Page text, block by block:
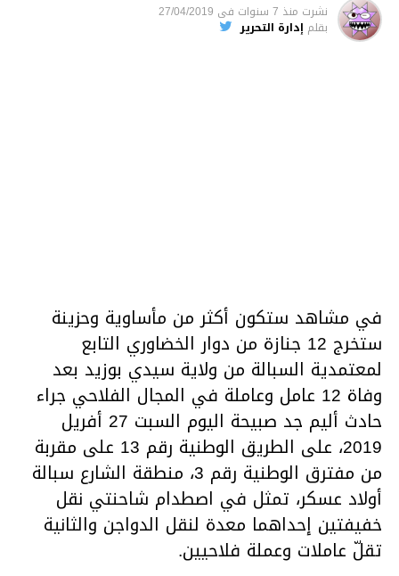
نشرت منذ 7 سنوات فى 27/04/2019
بقلم إدارة التحرير
في مشاهد ستكون أكثر من مأساوية وحزينة
ستخرج 12 جنازة من دوار الخضاوري التابع
لمعتمدية السبالة من ولاية سيدي بوزيد بعد
وفاة 12 عامل وعاملة في المجال الفلاحي جراء
حادث أليم جد صبيحة اليوم السبت 27 أفريل
2019، على الطريق الوطنية رقم 13 على مقربة
من مفترق الوطنية رقم 3، منطقة الشارع سبالة
أولاد عسكر، تمثل في اصطدام شاحنتي نقل
خفيفتين إحداهما معدة لنقل الدواجن والثانية
تقلّ عاملات وعملة فلاحيين.